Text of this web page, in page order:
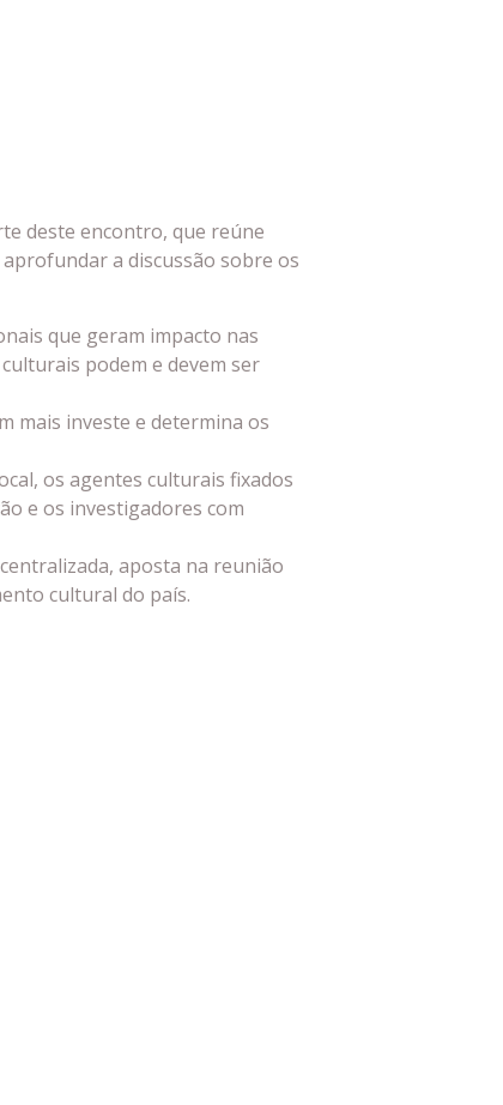
deste encontro, que reúne
a discussão sobre os
que geram impacto nas
podem e devem ser
mais investe e determina os
os agentes culturais fixados
e os investigadores com
aposta na reunião
cultural do país.